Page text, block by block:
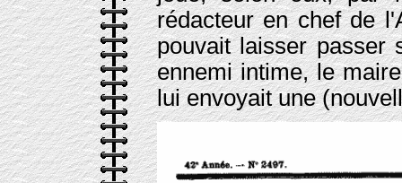
rédacteur en chef de
pouvait laisser passer
ennemi intime, le
lui envoyait une